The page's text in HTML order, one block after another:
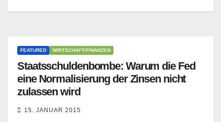
FEATURED WIRTSCHAFT/FINANZEN
Staatsschuldenbombe: Warum die Fed
eine Normalisierung der Zinsen nicht
zulassen wird
15. JANUAR 2015